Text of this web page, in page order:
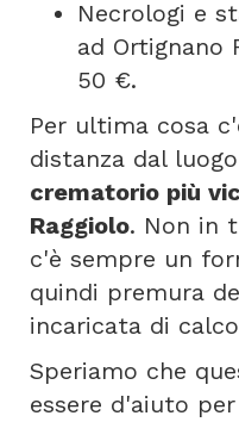
Necrologi e
ad Ortignano
50 €.
Per ultima cosa
distanza dal
crematorio più
Raggiolo. Non in
c'è sempre un
quindi premura
incaricata di
Speriamo che
essere d'aiuto